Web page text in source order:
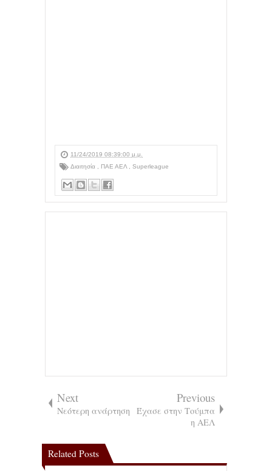
11/24/2019 08:39:00 μ.μ.
Διαιτησία
ΠΑΕ ΑΕΛ Superleague
Next
Νεότερη ανάρτηση
Previous
Έχασε στην Τούμπα
η ΑΕΛ
Related Posts